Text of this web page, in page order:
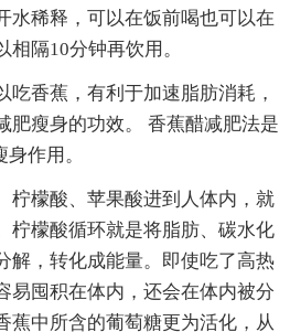
水稀释，可以在饭前喝也可以在
隔10分钟再饮用。
香蕉，有利于加速脂肪消耗，
肥瘦身的功效。 香蕉醋减肥法是
作用。
檬酸、苹果酸进到人体内，就
柠檬酸循环就是将脂肪、碳水化
解，转化成能量。即使吃了高热
易囤积在体内，还会在体内被分
蕉中所含的葡萄糖更为活化，从